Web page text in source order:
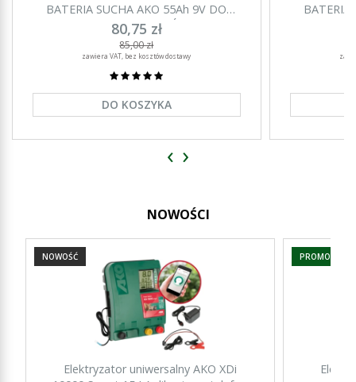
BATERIA SUCHA AKO 55Ah 9V DO
ELEKTRYZATORÓW
80,75 zł
85,00 zł
zawiera VAT, bez kosztów dostawy
DO KOSZYKA
BATERIA
‹ ›
NOWOŚCI
Elektryzator uniwersalny AKO XDi
NOWOŚĆ PROMOCJA